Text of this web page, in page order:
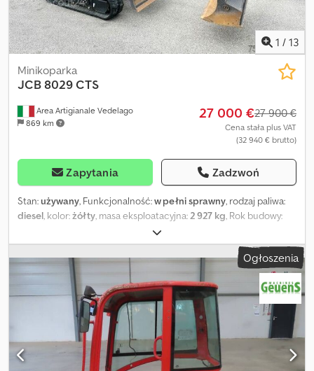
1 / 13
Area Artigianale Vedelago
869 km
Minikoparka
JCB8029 CTS
27 000 €27 900 €
Cena stała plus VAT
(32 940 € brutto)
Zapytania Zadzwoń
Stan:używany, Funkcjonalność:w pełni sprawny, rodzaj paliwa:
diesel, kolor:żółty, masa eksploatacyjna:2 927 kg, Rok budowy:
, Wyposażenie:
gąsienice gumowe, kabina, klimatyzacja, JCB 8029 CTS Rok
produkcji 2021, 300 motogodzin, masa robocza 2927 kg.
Kompaktowa minikoparka z zamkniętą kabiną, klimatyzacją i
ogrzewaniem, sterowanie joystickiem, gumowe gąsienice.
Przednia lemiesz do niwelacji terenu, szybkozłącze, dodatkowe
przewody hydrauliczne pod młot wyburzeniowy, 1 regulowana
łyżka skarpowa z siłownikiem hydraulicznym, 2 łyżki do kopania.
Silnik PERKINS o mocy 24 KM. Dcodpfx Asyy U Sbobysk MASON
TRUCKS Via Vicenza, 31 Vedelago (Treviso)
Ogłoszenia